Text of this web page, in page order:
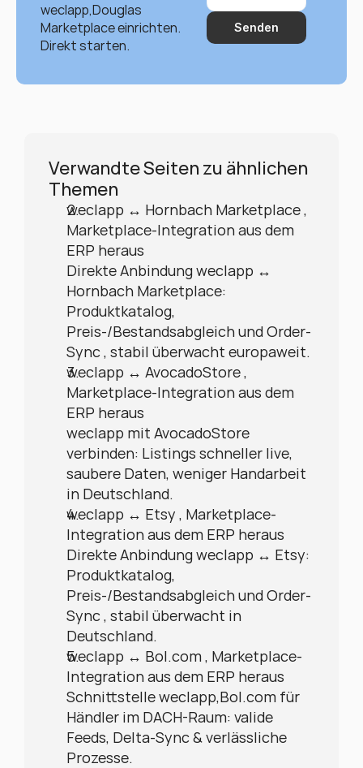
weclapp,Douglas
Marketplace einrichten.
Direkt starten.
Senden
Verwandte Seiten zu ähnlichen
Themen
weclapp ↔ Hornbach Marketplace ,
Marketplace-Integration aus dem
ERP heraus
Direkte Anbindung weclapp ↔
Hornbach Marketplace:
Produktkatalog,
Preis-/Bestandsabgleich und Order-
Sync , stabil überwacht europaweit.
weclapp ↔ AvocadoStore ,
Marketplace-Integration aus dem
ERP heraus
weclapp mit AvocadoStore
verbinden: Listings schneller live,
saubere Daten, weniger Handarbeit
in Deutschland.
weclapp ↔ Etsy , Marketplace-
Integration aus dem ERP heraus
Direkte Anbindung weclapp ↔ Etsy:
Produktkatalog,
Preis-/Bestandsabgleich und Order-
Sync , stabil überwacht in
Deutschland.
weclapp ↔ Bol.com , Marketplace-
Integration aus dem ERP heraus
Schnittstelle weclapp,Bol.com für
Händler im DACH-Raum: valide
Feeds, Delta-Sync & verlässliche
Prozesse.